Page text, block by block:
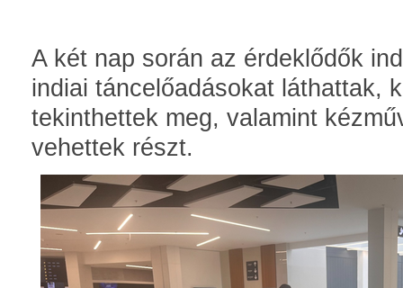
A két nap során az érdeklődők
indiai táncelőadásokat láthattak,
tekinthettek meg, valamint
vehettek részt.